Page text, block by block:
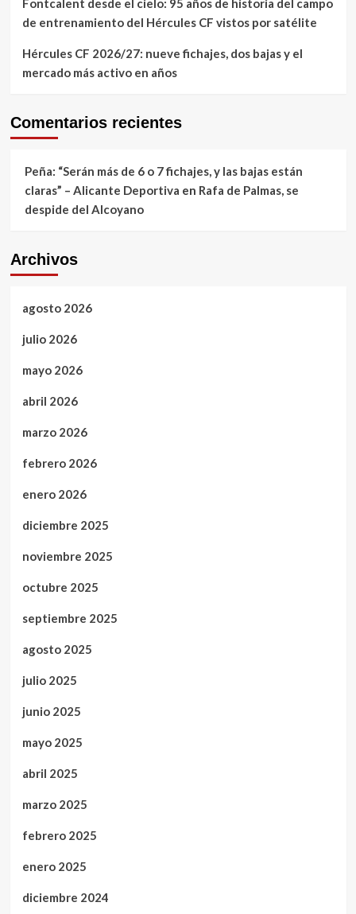
Fontcalent desde el cielo: 95 años de historia del campo
de entrenamiento del Hércules CF vistos por satélite
Hércules CF 2026/27: nueve fichajes, dos bajas y el
mercado más activo en años
Comentarios recientes
Peña: “Serán más de 6 o 7 fichajes, y las bajas están
claras” – Alicante Deportiva en Rafa de Palmas, se
despide del Alcoyano
Archivos
agosto 2026
julio 2026
mayo 2026
abril 2026
marzo 2026
febrero 2026
enero 2026
diciembre 2025
noviembre 2025
octubre 2025
septiembre 2025
agosto 2025
julio 2025
junio 2025
mayo 2025
abril 2025
marzo 2025
febrero 2025
enero 2025
diciembre 2024